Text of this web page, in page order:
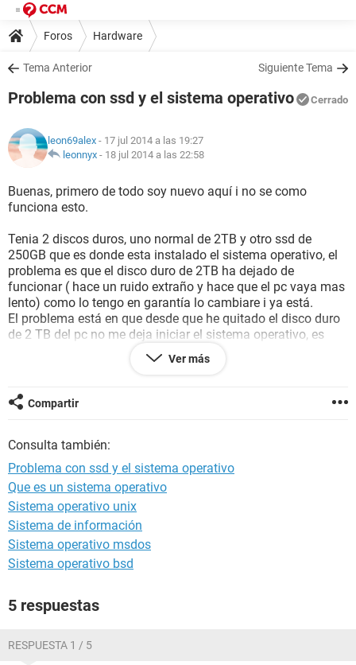
Foros Hardware
Tema Anterior Siguiente Tema
Problema con ssd y el sistema operativo Cerrado
leon69alex - 17 jul 2014 a las 19:27
leonnyx - 18 jul 2014 a las 22:58
Buenas, primero de todo soy nuevo aquí i no se como
funciona esto.
Tenia 2 discos duros, uno normal de 2TB y otro ssd de
250GB que es donde esta instalado el sistema operativo, el
problema es que el disco duro de 2TB ha dejado de
funcionar ( hace un ruido extraño y hace que el pc vaya mas
lento) como lo tengo en garantía lo cambiare i ya está.
El problema está en que desde que he quitado el disco duro
de 2 TB del pc no me deja iniciar el sistema operativo, es
decir, sale el mensaje de como no tuviera instalado nada
(Select boot media...). La configuración SATA de la BIOS
espero que me podáis ayudar, gracias.
Ver más
Compartir
Consulta también:
Problema con ssd y el sistema operativo
Que es un sistema operativo
Sistema operativo unix
Sistema de información
Sistema operativo msdos
Sistema operativo bsd
5 respuestas
RESPUESTA 1 / 5